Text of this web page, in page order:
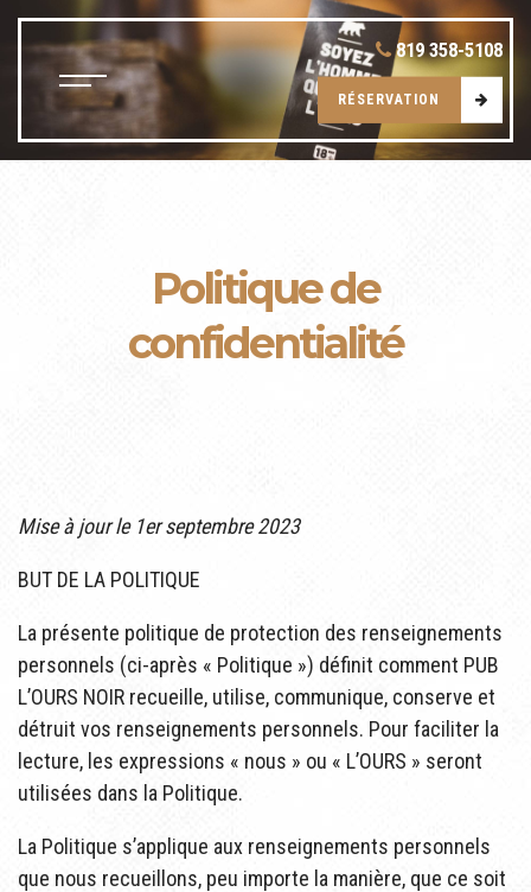
819 358-5108
RÉSERVATION
Politique de
confidentialité
Mise à jour le 1er septembre 2023
BUT DE LA POLITIQUE
La présente politique de protection des renseignements
personnels (ci-après « Politique ») définit comment PUB
L’OURS NOIR recueille, utilise, communique, conserve et
détruit vos renseignements personnels. Pour faciliter la
lecture, les expressions « nous » ou « L’OURS » seront
utilisées dans la Politique.
La Politique s’applique aux renseignements personnels
que nous recueillons, peu importe la manière, que ce soit